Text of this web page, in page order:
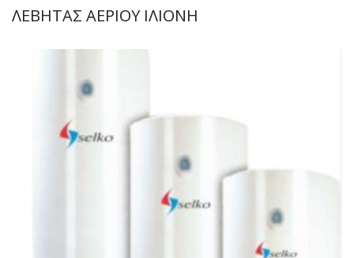
ΛΕΒΗΤΑΣ ΑΕΡΙΟΥ ΙΛΙΟΝΗ